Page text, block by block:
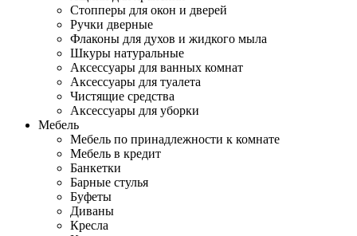
Стопперы для окон и дверей
Ручки дверные
Флаконы для духов и жидкого мыла
Шкуры натуральные
Аксессуары для ванных комнат
Аксессуары для туалета
Чистящие средства
Аксессуары для уборки
Мебель
Мебель по принадлежности к комнате
Мебель в кредит
Банкетки
Барные стулья
Буфеты
Диваны
Кресла